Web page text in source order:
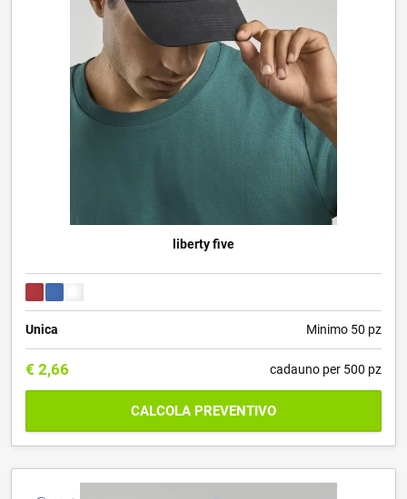
liberty five
Unica Minimo 50 pz
€ 2,66 cadauno per 500 pz
CALCOLA PREVENTIVO